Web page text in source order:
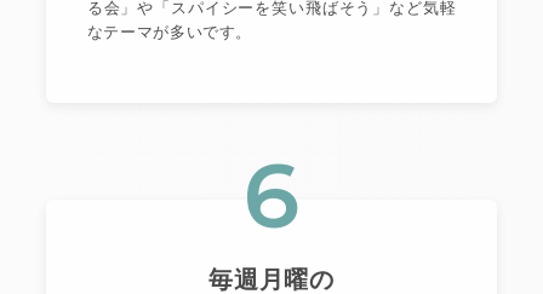
る会」や「スパイシーを笑い飛ばそう」など気軽
なテーマが多いです。
6
毎週月曜の